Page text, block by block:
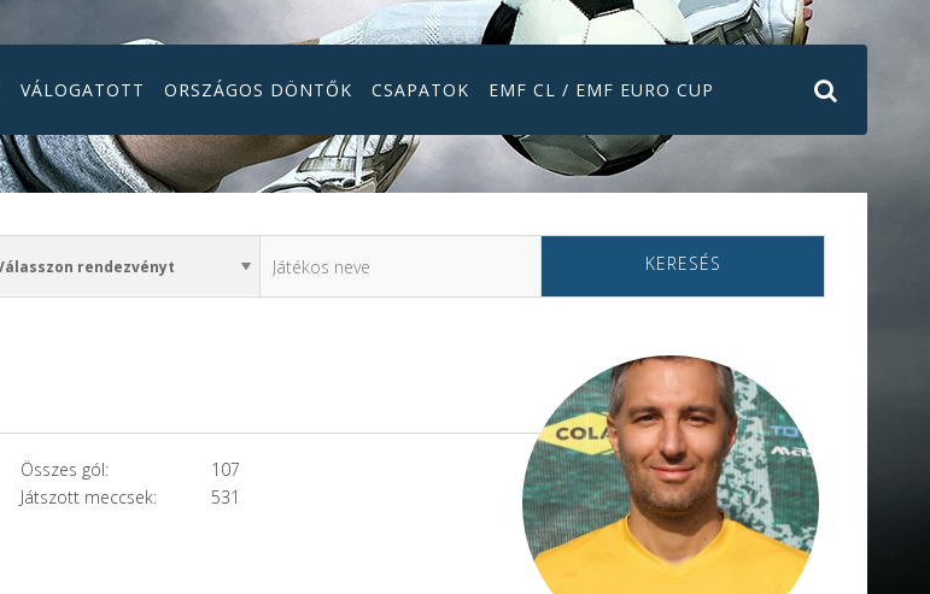
VÁLOGATOTT ORSZÁGOS DÖNTŐK CSAPATOK EMF CL / EMF EURO CUP
KERESÉS
Összes gól:
107
Játszott meccsek:
531